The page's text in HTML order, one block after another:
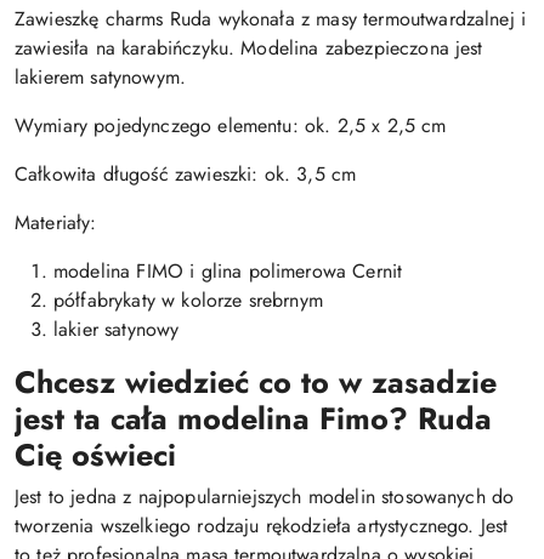
Zawieszkę charms Ruda wykonała z masy termoutwardzalnej i
zawiesiła na karabińczyku. Modelina zabezpieczona jest
lakierem satynowym.
Wymiary pojedynczego elementu: ok. 2,5 x 2,5 cm
Całkowita długość zawieszki: ok. 3,5 cm
Materiały:
modelina FIMO i glina polimerowa Cernit
półfabrykaty w kolorze srebrnym
lakier satynowy
Chcesz wiedzieć co to w zasadzie
jest ta cała modelina Fimo? Ruda
Cię oświeci
Jest to jedna z najpopularniejszych modelin stosowanych do
tworzenia wszelkiego rodzaju rękodzieła artystycznego. Jest